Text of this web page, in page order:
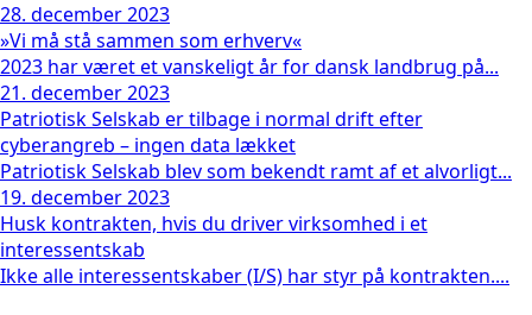
28. december 2023
»Vi må stå sammen som erhverv«
2023 har været et vanskeligt år for dansk landbrug på...
21. december 2023
Patriotisk Selskab er tilbage i normal drift efter
cyberangreb – ingen data lækket
Patriotisk Selskab blev som bekendt ramt af et alvorligt...
19. december 2023
Husk kontrakten, hvis du driver virksomhed i et
interessentskab
Ikke alle interessentskaber (I/S) har styr på kontrakten....